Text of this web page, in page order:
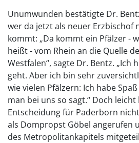
Unumwunden bestätigte Dr.
wer da jetzt als neuer Erzbischof
kommt: „Da kommt ein Pfälzer -
heißt - vom Rhein an die Quelle
Westfalen“, sagte Dr. Bentz. „Ich
geht. Aber ich bin sehr
wie vielen Pfälzern: Ich habe
man bei uns so sagt.“ Doch
Entscheidung für Paderborn
als Dompropst Göbel angerufen
des Metropolitankapitels